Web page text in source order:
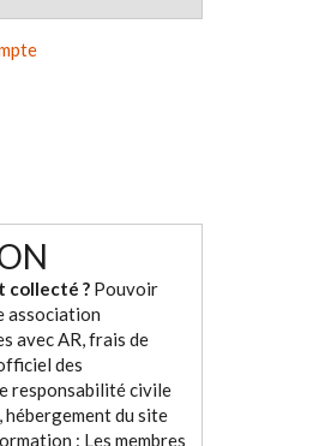
collecté ? Pouvoir
association
avec AR, frais de
des
responsabilité civile
du site
: Les membres